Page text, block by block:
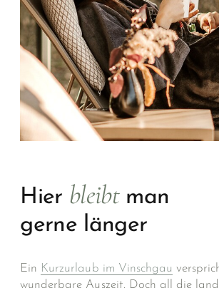
Hier bleibtman
gerne länger
Ein Kurzurlaub im Vinschgau
wunderbare Auszeit. Doch all die